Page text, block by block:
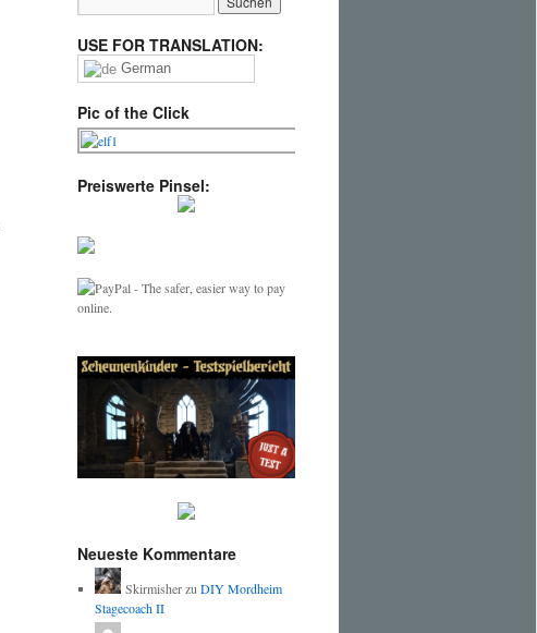
USE FOR TRANSLATION:
German
Pic of the Click
Preiswerte Pinsel:
Neueste Kommentare
SkirmisherzuDIY Mordheim
Stagecoach II